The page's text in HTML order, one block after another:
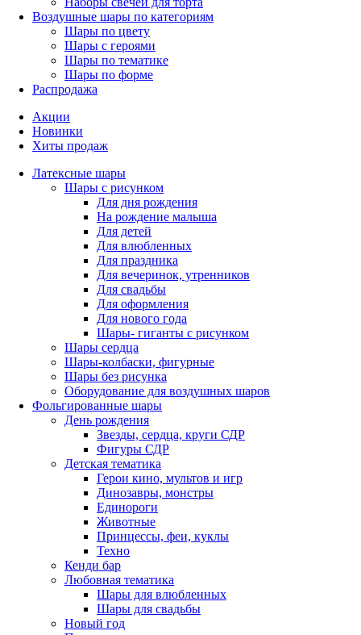
Воздушные шары по категориям
Шары по цвету
Шары с героями
Шары по тематике
Шары по форме
Распродажа
Акции
Новинки
Хиты продаж
Латексные шары
Шары с рисунком
Для дня рождения
На рождение малыша
Для детей
Для влюбленных
Для праздника
Для вечеринок, утренников
Для свадьбы
Для оформления
Для нового года
Шары- гиганты с рисунком
Шары сердца
Шары-колбаски, фигурные
Шары без рисунка
Оборудование для воздушных шаров
Фольгированные шары
День рождения
Звезды, сердца, круги СДР
Фигуры СДР
Детская тематика
Герои кино, мультов и игр
Динозавры, монстры
Единороги
Животные
Принцессы, феи, куклы
Техно
Кенди бар
Любовная тематика
Шары для влюбленных
Шары для свадьбы
Новый год